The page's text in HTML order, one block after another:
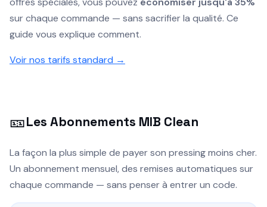
sur chaque commande — sans sacrifier la qualité. Ce
guide vous explique comment.
Voir nos tarifs standard →
🎫Les Abonnements MIB Clean
La façon la plus simple de payer son pressing moins cher.
Un abonnement mensuel, des remises automatiques sur
chaque commande — sans penser à entrer un code.